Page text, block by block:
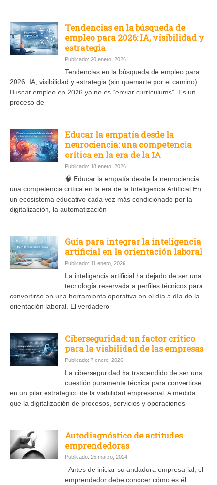
Tendencias en la búsqueda de
empleo para 2026: IA, visibilidad y
estrategia
Publicado: 20 enero, 2026
Tendencias en la búsqueda de empleo para
2026: IA, visibilidad y estrategia (sin quemarte por el camino)
Buscar empleo en 2026 ya no es “enviar currículums”. Es un
proceso de
Educar la empatía desde la
neurociencia: una competencia
crítica en la era de la IA
Publicado: 18 enero, 2026
🧠 Educar la empatía desde la neurociencia:
una competencia crítica en la era de la Inteligencia Artificial En
un ecosistema educativo cada vez más condicionado por la
digitalización, la automatización
Guía para integrar la inteligencia
artificial en la orientación laboral
Publicado: 11 enero, 2026
La inteligencia artificial ha dejado de ser una
tecnología reservada a perfiles técnicos para
convertirse en una herramienta operativa en el día a día de la
orientación laboral. El verdadero
Ciberseguridad: un factor crítico
para la viabilidad de las empresas
Publicado: 7 enero, 2026
La ciberseguridad ha trascendido de ser una
cuestión puramente técnica para convertirse
en un pilar estratégico de la viabilidad empresarial. A medida
que la digitalización de procesos, servicios y operaciones
Autodiagnóstico de actitudes
emprendedoras
Publicado: 25 marzo, 2024
Antes de iniciar su andadura empresarial, el
emprendedor debe conocer cómo es él